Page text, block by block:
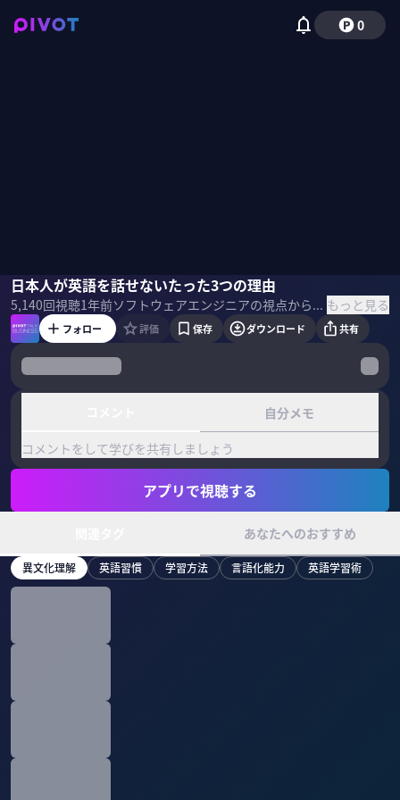
0
日本人が英語を話せないたった3つの理由
5,140回視聴1年前 ソフトウェアエンジニアの視点から「日本人が英語を話せない理由」を分析してきた作家の藤沢晃治氏。日本人が英語を話せるようになるポイントを、「音声語彙力＋発信力＋反射力」の３つの切り口から解説する。 もっと見る
藤沢晃治佐々木紀彦
フォロー 評価 保存 ダウンロード 共有
自分メモ
コメントをして学びを共有しましょう
アプリで視聴する
あなたへのおすすめ
異文化理解 英語習慣 学習方法 言語化能力 英語学習術